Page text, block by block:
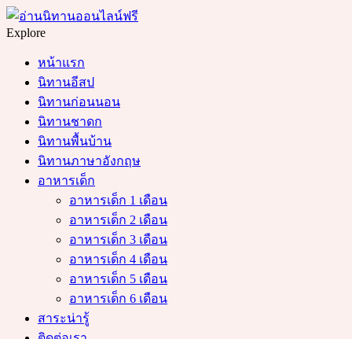
Menu
Search
Explore
หน้าแรก
นิทานอีสป
นิทานก่อนนอน
นิทานชาดก
นิทานพื้นบ้าน
นิทานภาษาอังกฤษ
อาหารเด็ก
อาหารเด็ก 1 เดือน
อาหารเด็ก 2 เดือน
อาหารเด็ก 3 เดือน
อาหารเด็ก 4 เดือน
อาหารเด็ก 5 เดือน
อาหารเด็ก 6 เดือน
สาระน่ารู้